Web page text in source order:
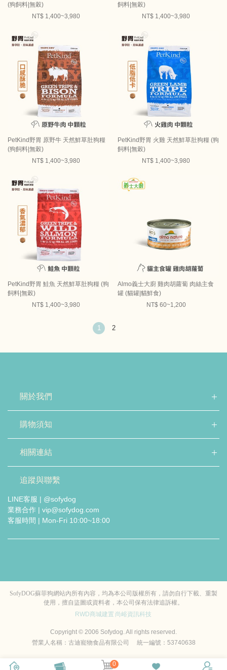
(狗飼料|無榖)
NT$ 1,400~3,980
飼料|無榖)
NT$ 1,400~3,980
PetKind野胃 原野牛 天然鮮草肚狗糧
(狗飼料|無榖)
NT$ 1,400~3,980
PetKind野胃 火雞 天然鮮草肚狗糧 (狗
飼料|無榖)
NT$ 1,400~3,980
PetKind野胃 鮭魚 天然鮮草肚狗糧 (狗
飼料|無榖)
NT$ 1,400~3,980
Almo義士大廚 雞肉胡蘿蔔 肉絲主食
罐 (貓罐|貓鮮食)
NT$ 60~1,200
1 2
關於我們
購物須知
相關連結
追蹤與聯繫
LINE客服 | @sofydog
業務合作 | vip@sofydog.com
客服時間 | Mon-Fri 10:00~18:00
SofyDOG蘇菲狗網站內所有內容，均為本公司版權所有，請勿自行下載、重製
使用，擅自盜圖或資料者，本公司保有法律追訴權。
RWD商城建置 尚峪資訊科技
Copyright © 2006 Sofydog. All rights reserved.
營業人名稱：古迪寵物食品有限公司 統一編號：53740638
0